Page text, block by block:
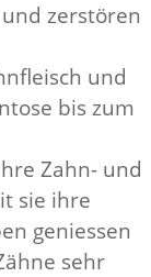
zerstören
und
bis zum
Zahn- und
sie ihre
geniessen
sehr